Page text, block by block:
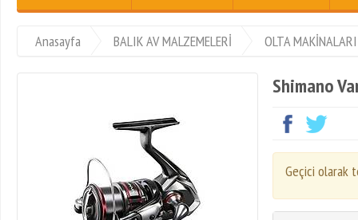
Anasayfa BALIK AV MALZEMELERİ OLTA MAKİNALARI
Shimano
Geçici olarak